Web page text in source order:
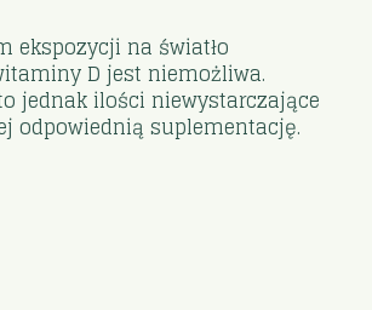
ekspozycji na światło
D jest niemożliwa.
jednak ilości niewystarczające
odpowiednią suplementację.